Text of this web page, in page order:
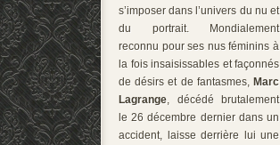
s’imposer dans l’univers du nu et
du portrait. Mondialement
reconnu pour ses nus féminins à
la fois insaisissables et façonnés
de désirs et de fantasmes, Marc
Lagrange , décédé brutalement
le 26 décembre dernier dans un
accident, laisse derrière lui une